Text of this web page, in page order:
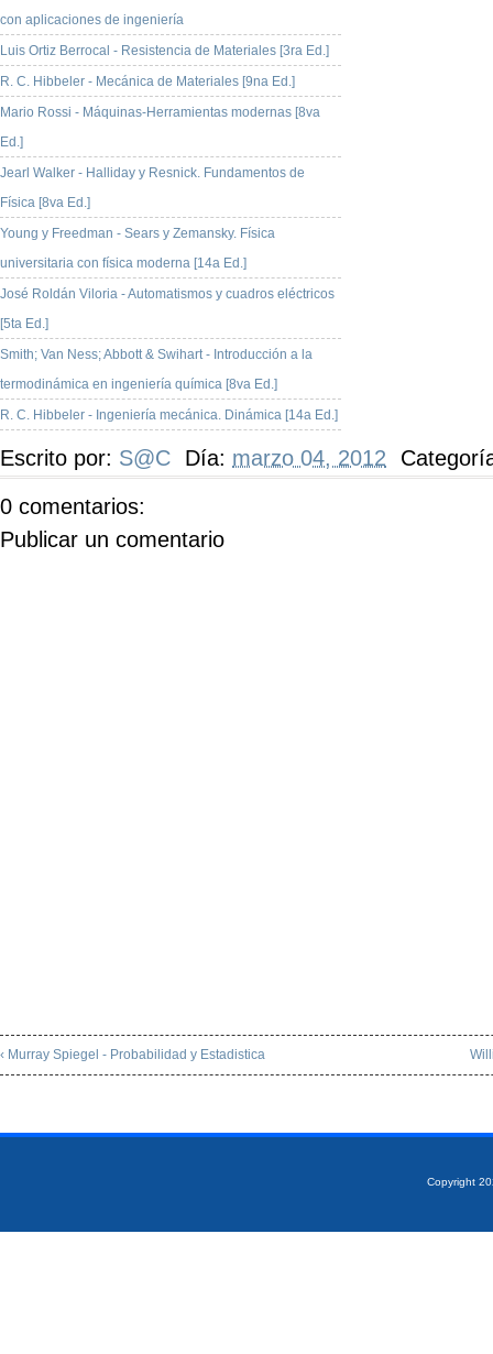
con aplicaciones de ingeniería
Luis Ortiz Berrocal - Resistencia de Materiales [3ra Ed.]
R. C. Hibbeler - Mecánica de Materiales [9na Ed.]
Mario Rossi - Máquinas-Herramientas modernas [8va
Ed.]
Jearl Walker - Halliday y Resnick. Fundamentos de
Física [8va Ed.]
Young y Freedman - Sears y Zemansky. Física
universitaria con física moderna [14a Ed.]
José Roldán Viloria - Automatismos y cuadros eléctricos
[5ta Ed.]
Smith; Van Ness; Abbott & Swihart - Introducción a la
termodinámica en ingeniería química [8va Ed.]
R. C. Hibbeler - Ingeniería mecánica. Dinámica [14a Ed.]
Escrito por: S@C Día: marzo 04, 2012
0 comentarios:
Publicar un comentario
‹ Murray Spiegel - Probabilidad y Estadistica
Copyright